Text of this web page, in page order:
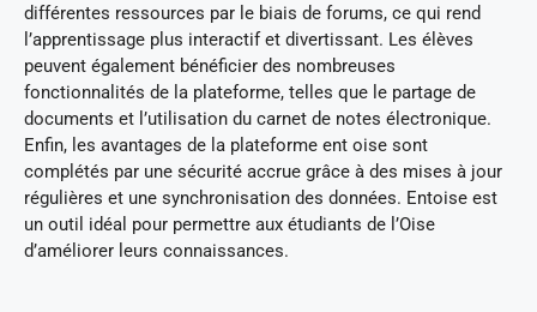
différentes ressources par le biais de forums, ce qui rend
l’apprentissage plus interactif et divertissant. Les élèves
peuvent également bénéficier des nombreuses
fonctionnalités de la plateforme, telles que le partage de
documents et l’utilisation du carnet de notes électronique.
Enfin, les avantages de la plateforme ent oise sont
complétés par une sécurité accrue grâce à des mises à jour
régulières et une synchronisation des données. Entoise est
un outil idéal pour permettre aux étudiants de l’Oise
d’améliorer leurs connaissances.